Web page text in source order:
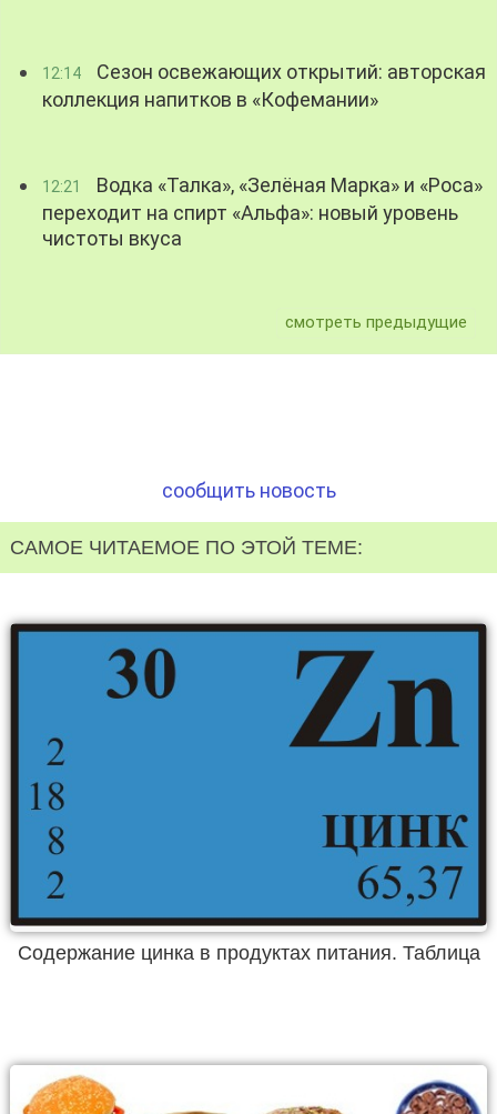
12:14
Сезон освежающих открытий: авторская
коллекция напитков в «Кофемании»
12:21
Водка «Талка», «Зелёная Марка» и «Роса»
переходит на спирт «Альфа»: новый уровень
чистоты вкуса
смотреть предыдущие
сообщить новость
САМОЕ ЧИТАЕМОЕ ПО ЭТОЙ ТЕМЕ:
Содержание цинка в продуктах питания. Таблица